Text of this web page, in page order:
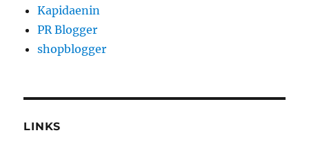
Kapidaenin
PR Blogger
shopblogger
LINKS